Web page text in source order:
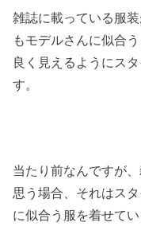
雑誌に載っている服
もモデルさんに似合
良く見えるようにス
す。
当たり前なんですが
思う場合、それはス
に似合う服を着せてい